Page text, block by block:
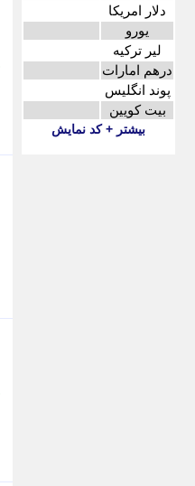
دلار امریکا
یورو
لیر ترکیه
درهم امارات
پوند انگلیس
بیت کویین
بیشتر + کد نمایش